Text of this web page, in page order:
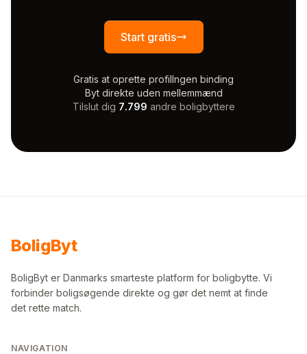
Start gratis
Gratis at oprette profilIngen binding
Byt direkte uden mellemmænd
Tilslut dig 7.799 andre boligbyttere
BoligByt
BoligByt er Danmarks smarteste platform for boligbytte. Vi
forbinder boligsøgende direkte og gør det nemt at finde
det rette match.
NAVIGATION